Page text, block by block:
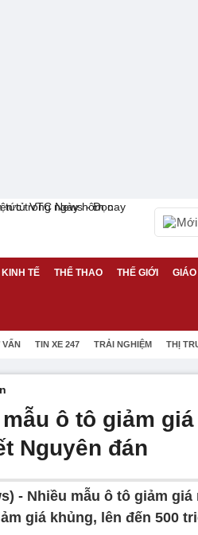
KINH TẾ THỂ THAO THẾ GIỚI
VẤN TIN XE 247 TRẢI NGHIỆM THỊ
ô tô giảm
Nguyên đán
- Nhiều mẫu ô tô giảm
giá khủng, lên đến 500